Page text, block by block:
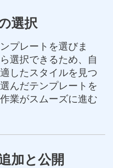
選択
プレートを選びま
選択できるため、自
したスタイルを見つ
んだテンプレートを
業がスムーズに進む
加と公開